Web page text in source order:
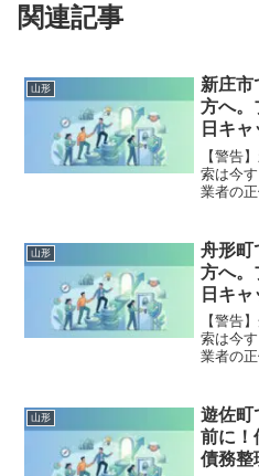
関連記事
山形
新庄市
方へ。
日キ
策
【警告
索は今
業者の
市で違
出した
全公開。
山形
舟形町
方へ。
日キ
策
【警告
索は今
業者の
町で違
出した
全公開。
山形
遊佐町
前に！
債務整